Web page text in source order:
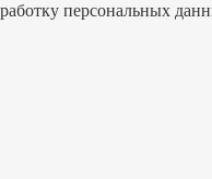
персональных